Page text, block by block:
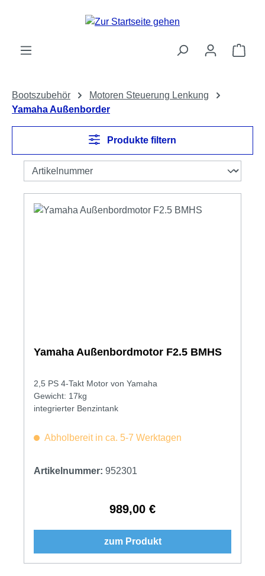
Zum Hauptinhalt springen
Bootszubehör
Motoren Steuerung Lenkung
Yamaha Außenborder
Produkte filtern
Yamaha Außenbordmotor F2.5 BMHS
2,5 PS 4-Takt Motor von Yamaha
Gewicht: 17kg
integrierter Benzintank
Abholbereit in ca. 5-7 Werktagen
Artikelnummer: 952301
Regulärer Preis:
989,00 €
zum Produkt